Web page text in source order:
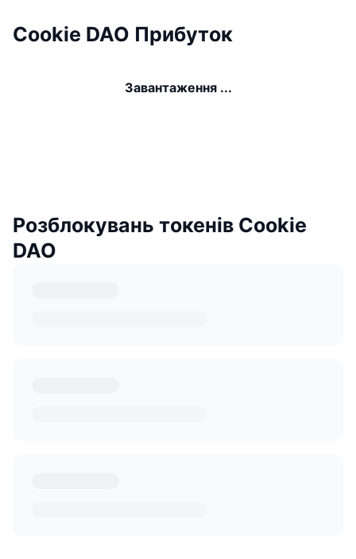
Cookie DAO Прибуток
Завантаження ...
Розблокувань токенів Cookie
DAO